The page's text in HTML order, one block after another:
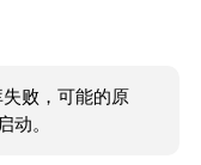
败，可能的原
动。